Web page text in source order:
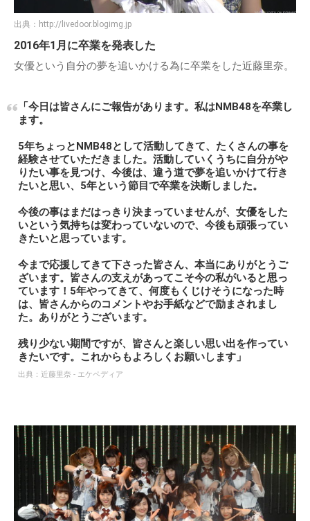
出典： http://livedoor.blogimg.jp
2016年1月に卒業を発表した
女優という自分の夢を追いかける為に卒業をした近藤里奈。
「今日は皆さんにご報告があります。私はNMB48を卒業し
ます。
5年ちょっとNMB48として活動してきて、たくさんの事を
経験させていただきました。活動していくうちに自分がや
りたい事を見つけ、今後は、違う道で夢を追いかけて行き
たいと思い、5年という節目で卒業を決断しました。
今後の事はまだはっきり決まっていませんが、女優をした
いという気持ちは変わっていないので、今後も頑張ってい
きたいと思っています。
今まで応援してきて下さった皆さん、本当にありがとうご
ざいます。皆さんの支えがあってこそ今の私がいると思っ
ています！5年やってきて、何度もくじけそうになった時
は、皆さんからのコメントやお手紙などで励まされまし
た。ありがとうございます。
残り少ない期間ですが、皆さんと楽しい思い出を作ってい
きたいです。これからもよろしくお願いします」
出典： 近藤里奈 - エケペディア